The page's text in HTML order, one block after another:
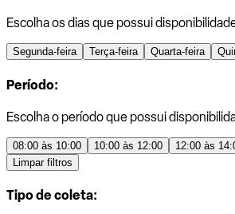
Escolha os dias que possui
Segunda-feira Terça-feira Quarta-feira
Período:
Escolha o período que possui
08:00 às 10:00 10:00 às 12:00 12:00 às
Limpar filtros
Tipo de coleta: